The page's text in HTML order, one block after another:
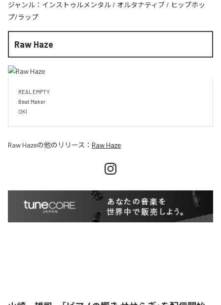
ジャンル： インストゥルメンタル / オルタナティブ / ヒップホッ
プ/ラップ
Raw Haze
REAL EMPTY
Beat Maker
OKI
Raw Hazeの他のリリース： Raw Haze